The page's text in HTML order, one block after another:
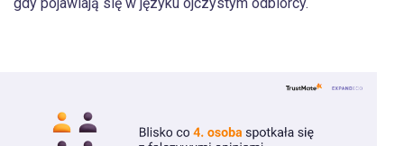
gdy pojawiają się w języku ojczystym odbiorcy.